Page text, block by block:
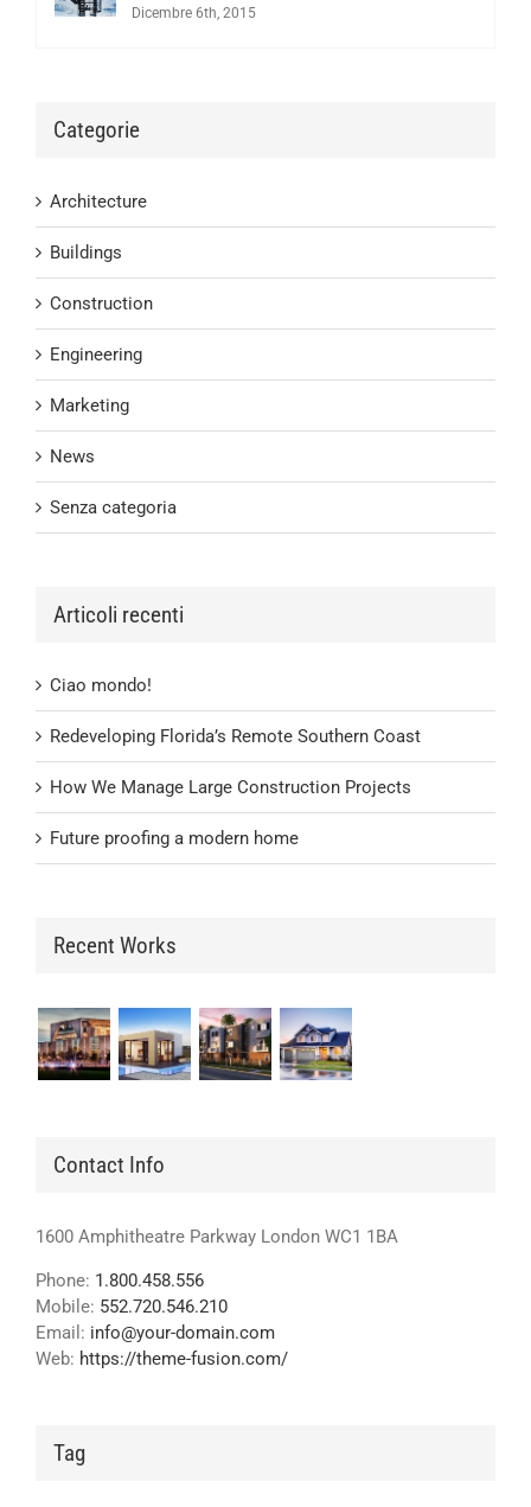
Dicembre 6th, 2015
Categorie
Architecture
Buildings
Construction
Engineering
Marketing
News
Senza categoria
Articoli recenti
Ciao mondo!
Redeveloping Florida’s Remote Southern Coast
How We Manage Large Construction Projects
Future proofing a modern home
Recent Works
Contact Info
1600 Amphitheatre Parkway London WC1 1BA
Phone: 1.800.458.556
Mobile: 552.720.546.210
Email: info@your-domain.com
Web: https://theme-fusion.com/
Tag